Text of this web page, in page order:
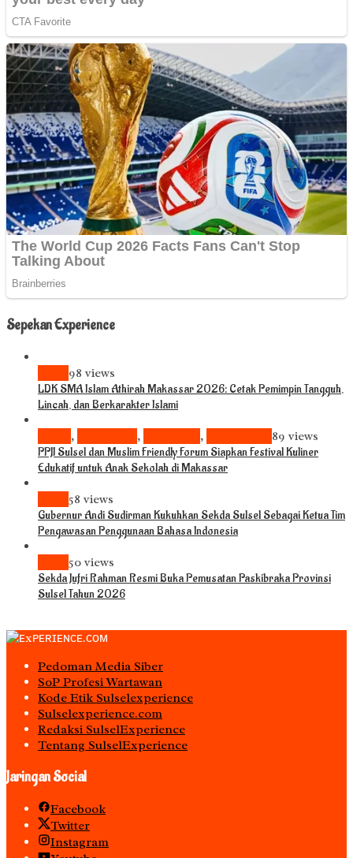
Sepekan Experience
98 views
LDK SMA Islam Athirah Makassar 2026: Cetak Pemimpin Tangguh,
Lincah, dan Berkarakter Islami
, , , 89 views
PPJI Sulsel dan Muslim Friendly Forum Siapkan Festival Kuliner
Edukatif untuk Anak Sekolah di Makassar
58 views
Gubernur Andi Sudirman Kukuhkan Sekda Sulsel Sebagai Ketua Tim
Pengawasan Penggunaan Bahasa Indonesia
50 views
Sekda Jufri Rahman Resmi Buka Pemusatan Paskibraka Provinsi
Sulsel Tahun 2026
Pedoman Media Siber
S0P Profesi Wartawan
Kode Etik Sulselexperience
Sulselexperience.com
Redaksi SulselExperience
Tentang SulselExperience
Jaringan Social
Facebook
Twitter
Instagram